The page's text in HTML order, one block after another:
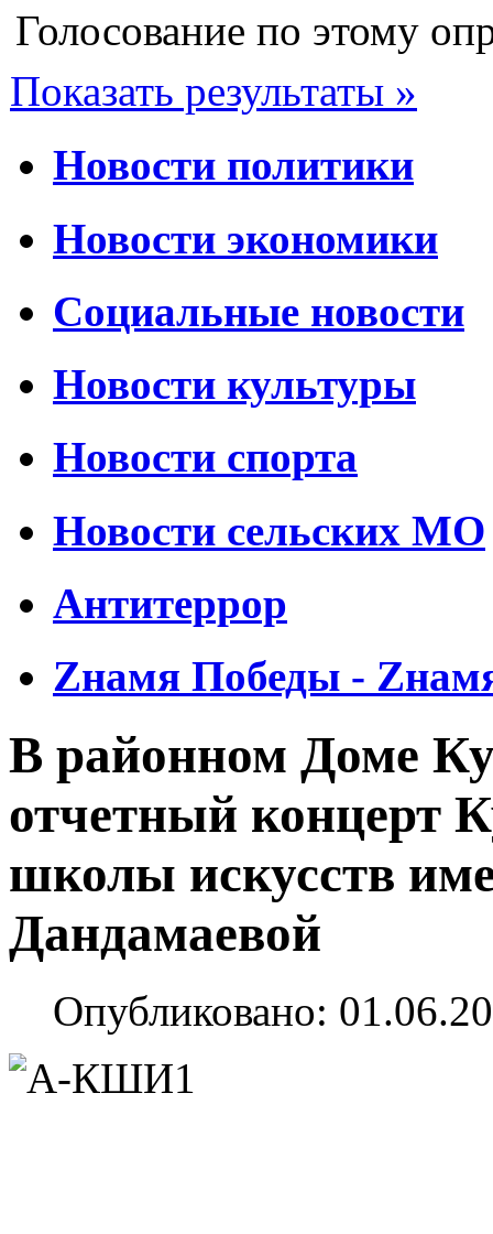
Голосование по этому
Показать результаты »
Новости политики
Новости экономики
Социальные новости
Новости культуры
Новости спорта
Новости сельских МО
Антитеррор
Zнамя Победы -
В районном Доме
отчетный концерт
школы искусств
Дандамаевой
Опубликовано: